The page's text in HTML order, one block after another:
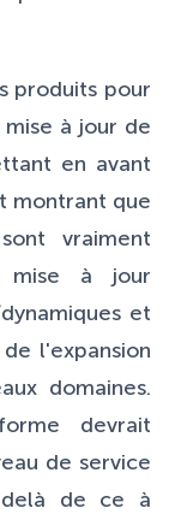
produits pour
à jour de
en avant
montrant que
vraiment
mise à jour
et
l'expansion
domaines.
devrait
de service
delà de ce à